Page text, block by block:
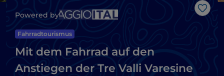
Like
Powered by
Fahrradtourismus
Mit dem Fahrrad auf den
Anstiegen der Tre Valli Varesine